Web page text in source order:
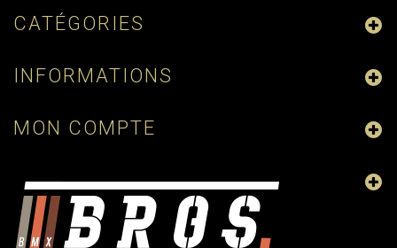
CATÉGORIES
INFORMATIONS
MON COMPTE